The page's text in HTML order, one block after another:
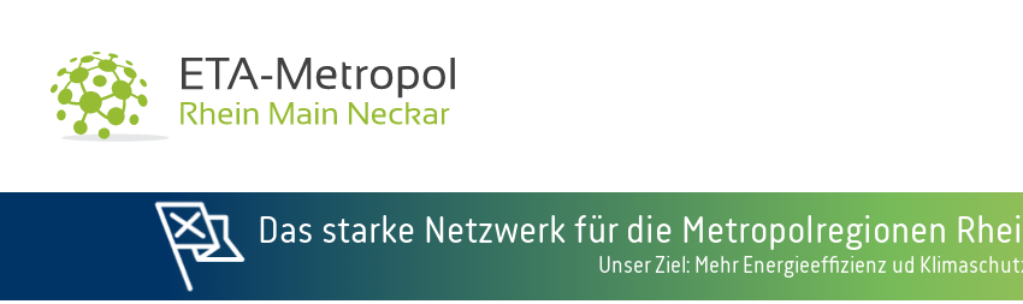
Das starke Netzwerk für die Metropolregionen
Unser Ziel: Mehr Energieeffizienz ud
Datenschutzhinweise